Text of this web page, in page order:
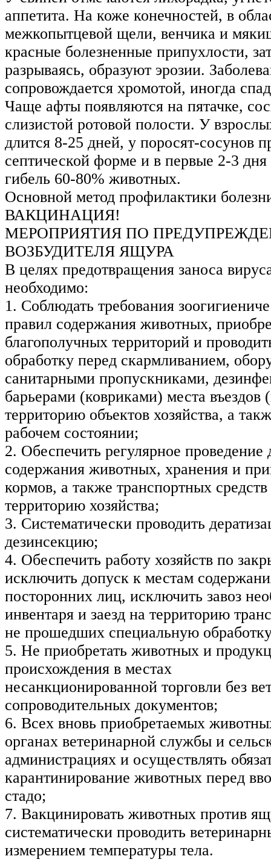
аппетита. На коже конечностей, в
межкопытцевой щели, венчика и
красные болезненные припухлости,
разрываясь, образуют эрозии.
сопровождается хромотой, иногда
Чаще афты появляются на пятачке,
слизистой ротовой полости. У
длится 8-25 дней, у поросят-сосунов
септической форме и в первые 2-3 дня
гибель 60-80% животных.
Основной метод профилактики
ВАКЦИНАЦИЯ!
МЕРОПРИЯТИЯ ПО
ВОЗБУДИТЕЛЯ ЯЩУРА
В целях предотвращения заноса
необходимо:
1. Соблюдать требования
правил содержания животных,
благополучных территорий и
обработку перед скармливанием,
санитарными пропускниками,
барьерами (ковриками) места въездов
территорию объектов хозяйства, а
рабочем состоянии;
2. Обеспечить регулярное
содержания животных, хранения и
кормов, а также транспортных
территорию хозяйства;
3. Систематически проводить
дезинсекцию;
4. Обеспечить работу хозяйств по
исключить допуск к местам
посторонних лиц, исключить завоз
инвентаря и заезд на территорию
не прошедших специальную
5. Не приобретать животных и
происхождения в местах
несанкционированной торговли без
сопроводительных документов;
6. Всех вновь приобретаемых
органах ветеринарной службы и
администрациях и осуществлять
карантинирование животных перед
стадо;
7. Вакцинировать животных против
систематически проводить
измерением температуры тела.